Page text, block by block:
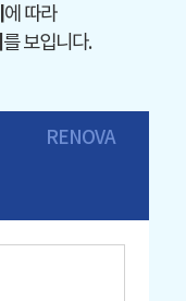
에 따라
를 보입니다.
RENOVA